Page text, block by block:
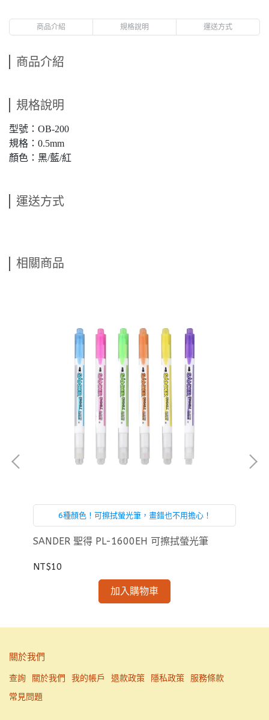
商品介紹 規格說明 運送方式
商品介紹
規格說明
型號：OB-200
規格：0.5mm
顏色：黑/藍/紅
運送方式
相關商品
6種顏色！可擦拭螢光筆，畫錯也不用擔心！
SANDER 聖得 PL-1600EH 可擦拭螢光筆
NT$10
加入購物車
關於我們
查詢 關於我們 我的帳戶 退款政策 隱私政策
服務條款
常見問題